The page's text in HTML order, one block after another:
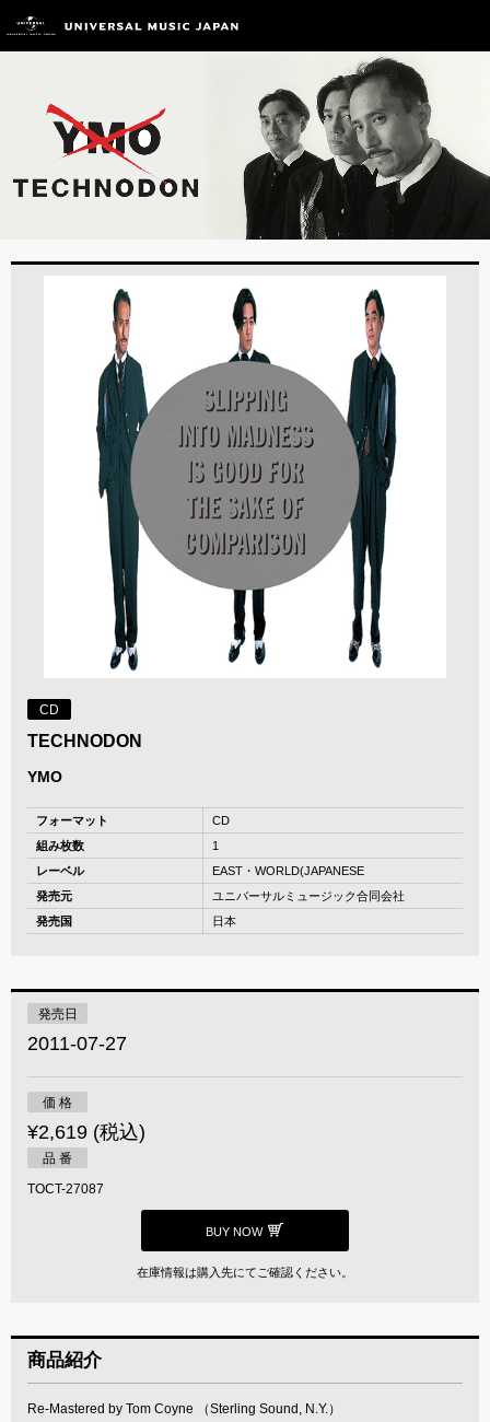
CD
TECHNODON
YMO
フォーマット
CD
組み枚数
1
レーベル
EAST・WORLD(JAPANESE
発売元
ユニバーサルミュージック合同会社
発売国
日本
発売日
2011-07-27
価 格
¥2,619 (税込)
品 番
TOCT-27087
BUY NOW
在庫情報は購入先にてご確認ください。
商品紹介
Re-Mastered by Tom Coyne （Sterling Sound, N.Y.）